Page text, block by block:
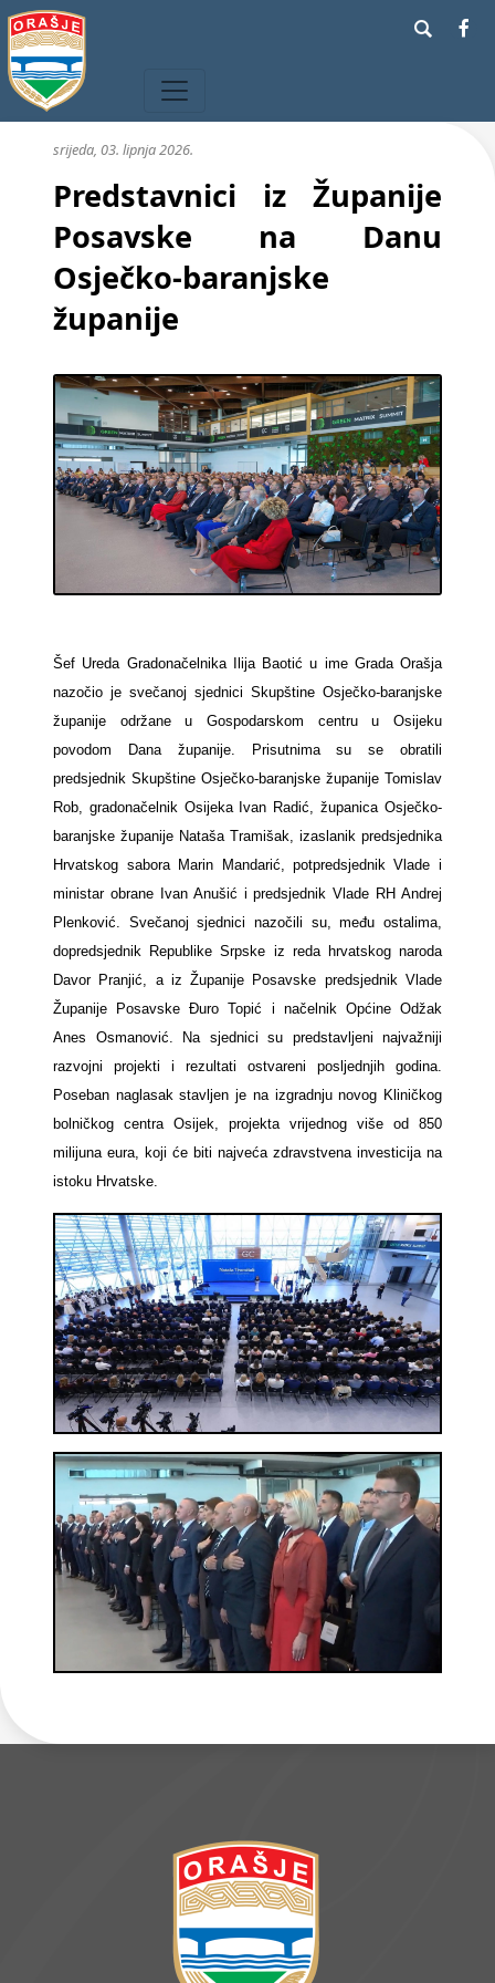
srijeda, 03. lipnja 2026.
Predstavnici iz Županije
Posavske na Danu
Osječko-baranjske
županije
Šef Ureda Gradonačelnika Ilija Baotić u ime Grada Orašja
nazočio je svečanoj sjednici Skupštine Osječko-baranjske
županije održane u Gospodarskom centru u Osijeku
povodom Dana županije. Prisutnima su se obratili
predsjednik Skupštine Osječko-baranjske županije Tomislav
Rob, gradonačelnik Osijeka Ivan Radić, županica Osječko-
baranjske županije Nataša Tramišak, izaslanik predsjednika
Hrvatskog sabora Marin Mandarić, potpredsjednik Vlade i
ministar obrane Ivan Anušić i predsjednik Vlade RH Andrej
Plenković. Svečanoj sjednici nazočili su, među ostalima,
dopredsjednik Republike Srpske iz reda hrvatskog naroda
Davor Pranjić, a iz Županije Posavske predsjednik Vlade
Županije Posavske Đuro Topić i načelnik Općine Odžak
Anes Osmanović. Na sjednici su predstavljeni najvažniji
razvojni projekti i rezultati ostvareni posljednjih godina.
Poseban naglasak stavljen je na izgradnju novog Kliničkog
bolničkog centra Osijek, projekta vrijednog više od 850
milijuna eura, koji će biti najveća zdravstvena investicija na
istoku Hrvatske.